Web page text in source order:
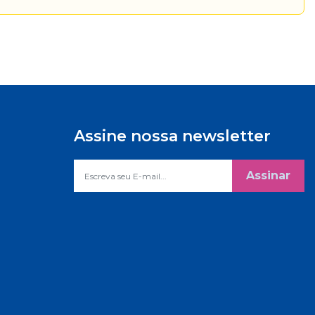
Assine nossa newsletter
Assinar